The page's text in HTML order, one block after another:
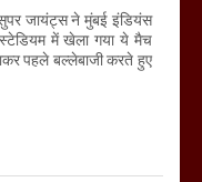
जायंट्स ने मुंबई इंडियंस
में खेला गया ये मैच
पहले बल्लेबाजी करते हुए